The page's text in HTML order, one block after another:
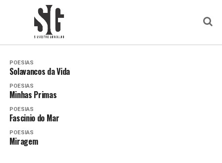
POESIAS
Solavancos da Vida
POESIAS
Minhas Primas
POESIAS
Fascinio do Mar
POESIAS
Miragem